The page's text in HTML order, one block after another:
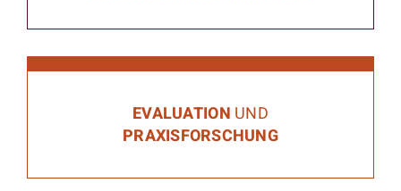
EVALUATION UND
PRAXISFORSCHUNG